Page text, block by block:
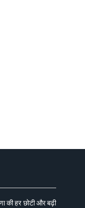
की हर छोटी और बढ़ी